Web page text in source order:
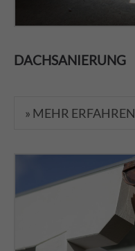
DACHSANIERUNG
» MEHR ERFAHREN